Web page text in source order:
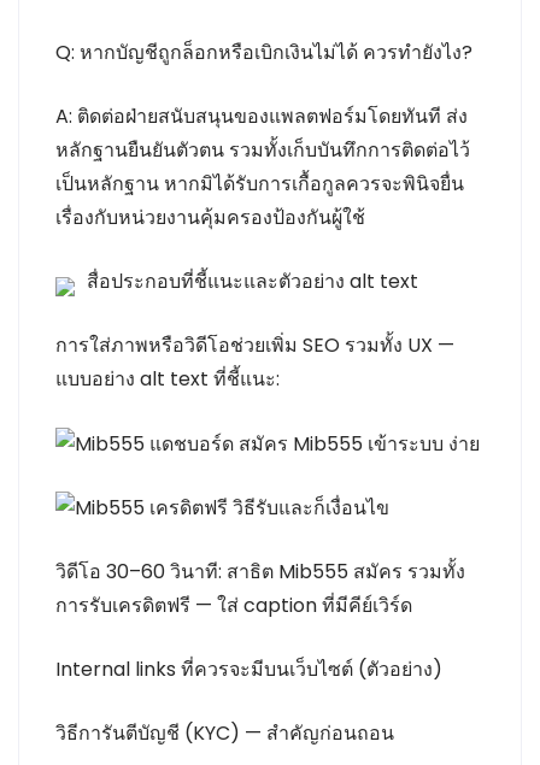
Q: หากบัญชีถูกล็อกหรือเบิกเงินไม่ได้ ควรทำยังไง?
A: ติดต่อฝ่ายสนับสนุนของแพลตฟอร์มโดยทันที ส่ง
หลักฐานยืนยันตัวตน รวมทั้งเก็บบันทึกการติดต่อไว้
เป็นหลักฐาน หากมิได้รับการเกื้อกูลควรจะพินิจยื่น
เรื่องกับหน่วยงานคุ้มครองป้องกันผู้ใช้
สื่อประกอบที่ชี้แนะและตัวอย่าง alt text
การใส่ภาพหรือวิดีโอช่วยเพิ่ม SEO รวมทั้ง UX —
แบบอย่าง alt text ที่ชี้แนะ:
วิดีโอ 30–60 วินาที: สาธิต Mib555 สมัคร รวมทั้ง
การรับเครดิตฟรี — ใส่ caption ที่มีคีย์เวิร์ด
Internal links ที่ควรจะมีบนเว็บไซต์ (ตัวอย่าง)
วิธีการันตีบัญชี (KYC) — สำคัญก่อนถอน